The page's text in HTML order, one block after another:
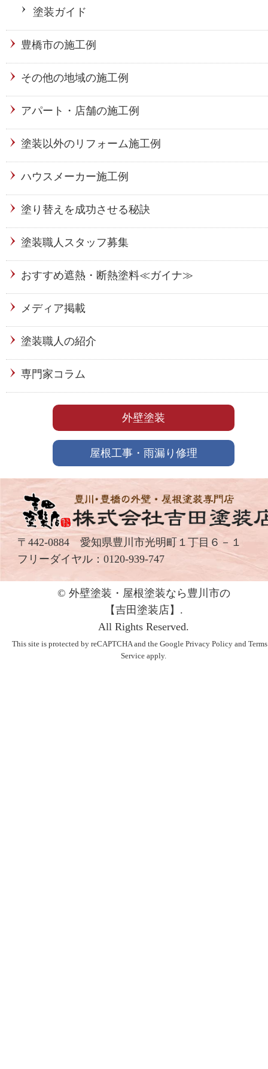
塗装ガイド
豊橋市の施工例
その他の地域の施工例
アパート・店舗の施工例
塗装以外のリフォーム施工例
ハウスメーカー施工例
塗り替えを成功させる秘訣
塗装職人スタッフ募集
おすすめ遮熱・断熱塗料≪ガイナ≫
メディア掲載
塗装職人の紹介
専門家コラム
外壁塗装
屋根工事・雨漏り修理
〒442-0884 愛知県豊川市光明町１丁目６－１
フリーダイヤル： 0120-939-747
© 外壁塗装・屋根塗装なら豊川市の
【吉⽥塗装店】.
All Rights Reserved.
This site is protected by reCAPTCHA and the Google Privacy Policyand
Service apply.